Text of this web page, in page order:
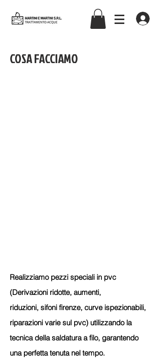
martiniemartinisrl
COSA FACCIAMO
Realizziamo pezzi speciali in pvc
(Derivazioni ridotte, aumenti,
riduzioni, sifoni firenze, curve ispezionabili,
riparazioni varie sul pvc) utilizzando la
tecnica della saldatura a filo, garantendo
una perfetta tenuta nel tempo.